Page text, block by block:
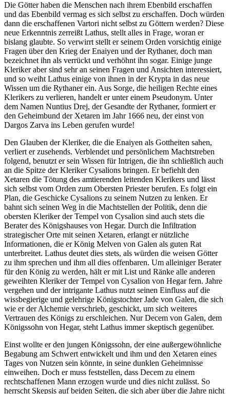
Die Götter haben die Menschen nach ihrem Ebenbild erschaffen
und das Ebenbild vermag es sich selbst zu erschaffen. Doch würden
dann die erschaffenen Vartori nicht selbst zu Göttern werden? Diese
neue Erkenntnis zerreißt Lathus, stellt alles in Frage, woran er
bislang glaubte. So verwirrt stellt er seinem Orden vorsichtig einige
Fragen über den Krieg der Enaiyen und der Rythaner, doch man
bezeichnet ihn als verrückt und verhöhnt ihn sogar. Einige junge
Kleriker aber sind sehr an seinen Fragen und Ansichten interessiert,
und so weiht Lathus einige von ihnen in der Krypta in das neue
Wissen um die Rythaner ein. Aus Sorge, die heiligen Rechte eines
Klerikers zu verlieren, handelt er unter einem Pseudonym. Unter
dem Namen Nuntius Drej, der Gesandte der Rythaner, formiert er
den Geheimbund der Xetaren im Jahr 1666 neu, der einst von
Dargos Zarva ins Leben gerufen wurde!
Den Glauben der Kleriker, die die Enaiyen als Gottheiten sahen,
verliert er zusehends. Verblendet und persönlichem Machtstreben
folgend, benutzt er sein Wissen für Intrigen, die ihn schließlich auch
an die Spitze der Kleriker Cysalions bringen. Er befiehlt den
Xetaren die Tötung des amtierenden leitenden Klerikers und lässt
sich selbst vom Orden zum Obersten Priester berufen. Es folgt ein
Plan, die Geschicke Cysalions zu seinem Nutzen zu lenken. Er
bahnt sich seinen Weg in die Machtstellen der Politik, denn die
obersten Kleriker der Tempel von Cysalion sind auch stets die
Berater des Königshauses von Hegar. Durch die Infiltration
strategischer Orte mit seinen Xetaren, erlangt er nützliche
Informationen, die er König Melven von Galen als guten Rat
unterbreitet. Lathus deutet dies stets, als würden die weisen Götter
zu ihm sprechen und ihm all dies offenbaren. Um alleiniger Berater
für den König zu werden, hält er mit List und Ränke alle anderen
geweihten Kleriker der Tempel von Cysalion von Hegar fern. Jahre
vergehen und der intrigante Lathus nutzt seinen Einfluss auf die
wissbegierige und gelehrige Königstochter Jade von Galen, die sich
wie er der Alchemie verschrieb, geschickt, um sich weiteres
Vertrauen des Königs zu erschleichen. Nur Decem von Galen, dem
Königssohn von Hegar, steht Lathus immer skeptisch gegenüber.
Einst wollte er den jungen Königssohn, der eine außergewöhnliche
Begabung am Schwert entwickelt und ihm und den Xetaren eines
Tages von Nutzen sein könnte, in seine dunklen Geheimnisse
einweihen. Doch er muss feststellen, dass Decem zu einem
rechtschaffenen Mann erzogen wurde und dies nicht zulässt. So
herrscht Skepsis auf beiden Seiten, die sich aber über die Jahre nicht